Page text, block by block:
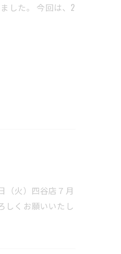
した。 今回は、2
（火）四谷店７月
しくお願いいたし